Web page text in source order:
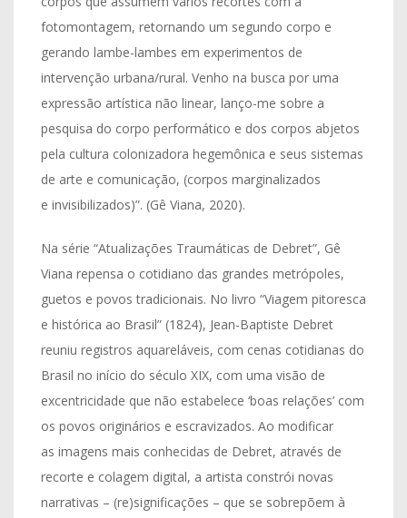
fotomontagem, retornando um segundo corpo e
gerando lambe-lambes em experimentos de
intervenção urbana/rural. Venho na busca por uma
expressão artística não linear, lanço-me sobre a
pesquisa do corpo performático e dos corpos abjetos
pela cultura colonizadora hegemônica e seus sistemas
de arte e comunicação, (corpos marginalizados
e invisibilizados)”. (Gê Viana, 2020).
Na série “Atualizações Traumáticas de Debret”, Gê
Viana repensa o cotidiano das grandes metrópoles,
guetos e povos tradicionais. No livro “Viagem pitoresca
e histórica ao Brasil” (1824), Jean-Baptiste Debret
reuniu registros aquareláveis, com cenas cotidianas do
Brasil no início do século XIX, com uma visão de
excentricidade que não estabelece ‘boas relações’ com
os povos originários e escravizados. Ao modificar
as imagens mais conhecidas de Debret, através de
recorte e colagem digital, a artista constrói novas
narrativas – (re)significações – que se sobrepõem à